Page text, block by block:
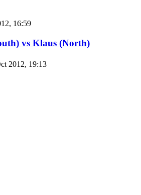
16:59
vs Klaus (North)
2012, 19:13